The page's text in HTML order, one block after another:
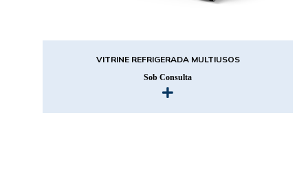
VITRINE REFRIGERADA MULTIUSOS
Sob Consulta